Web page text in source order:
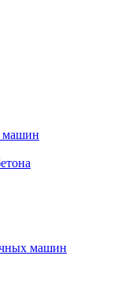
машин
машин